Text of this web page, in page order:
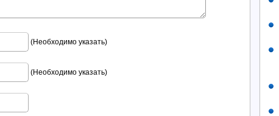
(Необходимо указать)
(Необходимо указать)